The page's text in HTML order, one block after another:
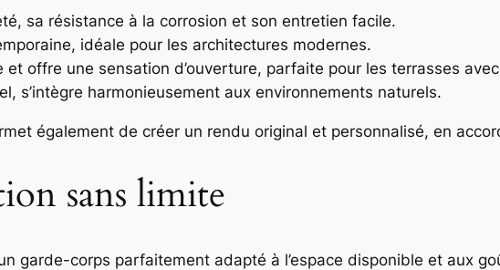
sa résistance à la corrosion et son entretien facile.
idéale pour les architectures modernes.
et offre une sensation d’ouverture, parfaite pour les terrasses
s’intègre harmonieusement aux environnements naturels.
également de créer un rendu original et personnalisé, en
sans limite
garde-corps parfaitement adapté à l’espace disponible et aux